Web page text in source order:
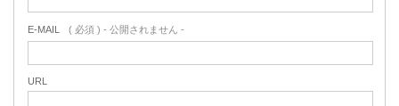
E-MAIL ( 必須 ) - 公開されません -
URL